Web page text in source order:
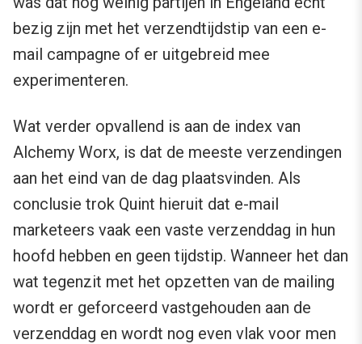
bezig zijn met het verzendtijdstip van een e-
mail campagne of er uitgebreid mee
experimenteren.
Wat verder opvallend is aan de index van
Alchemy Worx, is dat de meeste verzendingen
aan het eind van de dag plaatsvinden. Als
conclusie trok Quint hieruit dat e-mail
marketeers vaak een vaste verzenddag in hun
hoofd hebben en geen tijdstip. Wanneer het dan
wat tegenzit met het opzetten van de mailing
wordt er geforceerd vastgehouden aan de
verzenddag en wordt nog even vlak voor men